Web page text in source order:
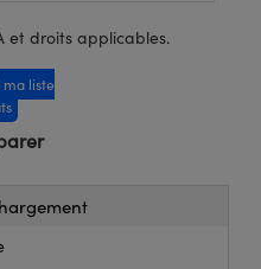
et droits applicables.
liste